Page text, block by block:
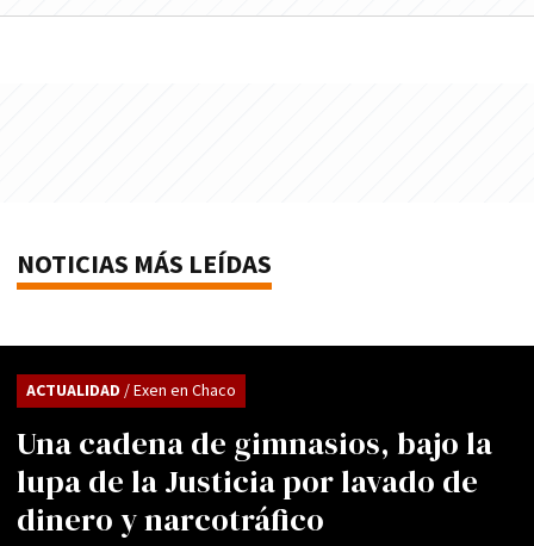
NOTICIAS MÁS LEÍDAS
Una cadena de gimnasios, bajo la
lupa de la Justicia por lavado de
dinero y narcotráfico
ACTUALIDAD / Exen en Chaco